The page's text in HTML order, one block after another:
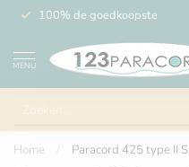
100% de goedkoopste
MENU
Home Paracord 425 type II